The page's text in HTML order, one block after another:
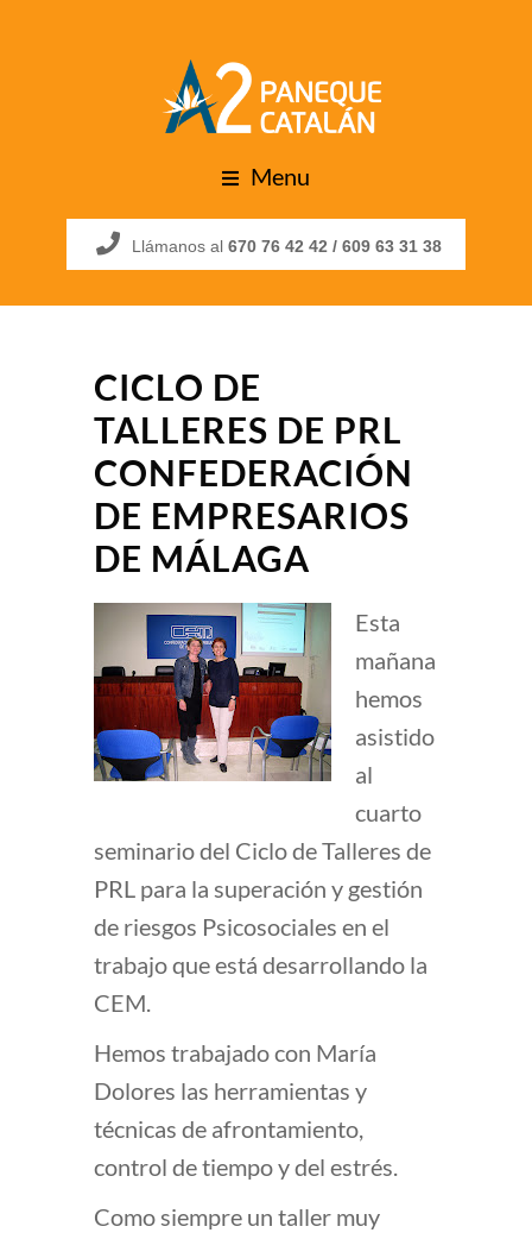
Menu
Llámanos al 670 76 42 42 / 609 63 31 38
CICLO DE
TALLERES DE PRL
CONFEDERACIÓN
DE EMPRESARIOS
DE MÁLAGA
Esta
mañana
hemos
asistido
al
cuarto
seminario del Ciclo de Talleres de
PRL para la superación y gestión
de riesgos Psicosociales en el
trabajo que está desarrollando la
CEM.
Hemos trabajado con María
Dolores las herramientas y
técnicas de afrontamiento,
control de tiempo y del estrés.
Como siempre un taller muy